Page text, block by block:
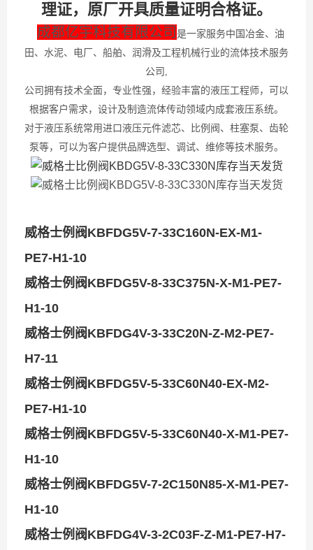
理证，原厂开具质量证明合格证。
成都亿宇科技有限公司 是一家服务中国冶金、油
田、水泥、电厂、船舶、润滑及工程机械行业的流体技术服务
公司,
公司拥有技术全面，专业性强，经验丰富的液压工程师，可以
根据客户需求，设计及制造流体传动领域内成套液压系统。
对于液压系统常用进口液压元件滤芯、比例阀、柱塞泵、齿轮
泵等，可以为客户提供品牌选型、调试、维修等技术服务。
威格士例阀KBFDG5V-7-33C160N-EX-M1-
PE7-H1-10
威格士例阀KBFDG5V-8-33C375N-X-M1-PE7-
H1-10
威格士例阀KBFDG4V-3-33C20N-Z-M2-PE7-
H7-11
威格士例阀KBFDG5V-5-33C60N40-EX-M2-
PE7-H1-10
威格士例阀KBFDG5V-5-33C60N40-X-M1-PE7-
H1-10
威格士例阀KBFDG5V-7-2C150N85-X-M1-PE7-
H1-10
威格士例阀KBFDG4V-3-2C03F-Z-M1-PE7-H7-